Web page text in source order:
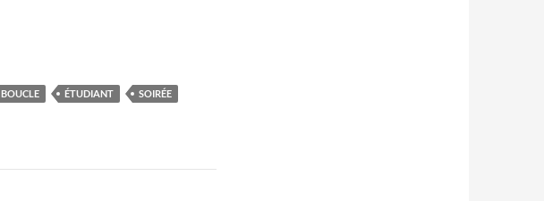
BOUCLE ÉTUDIANT
SOIRÉE